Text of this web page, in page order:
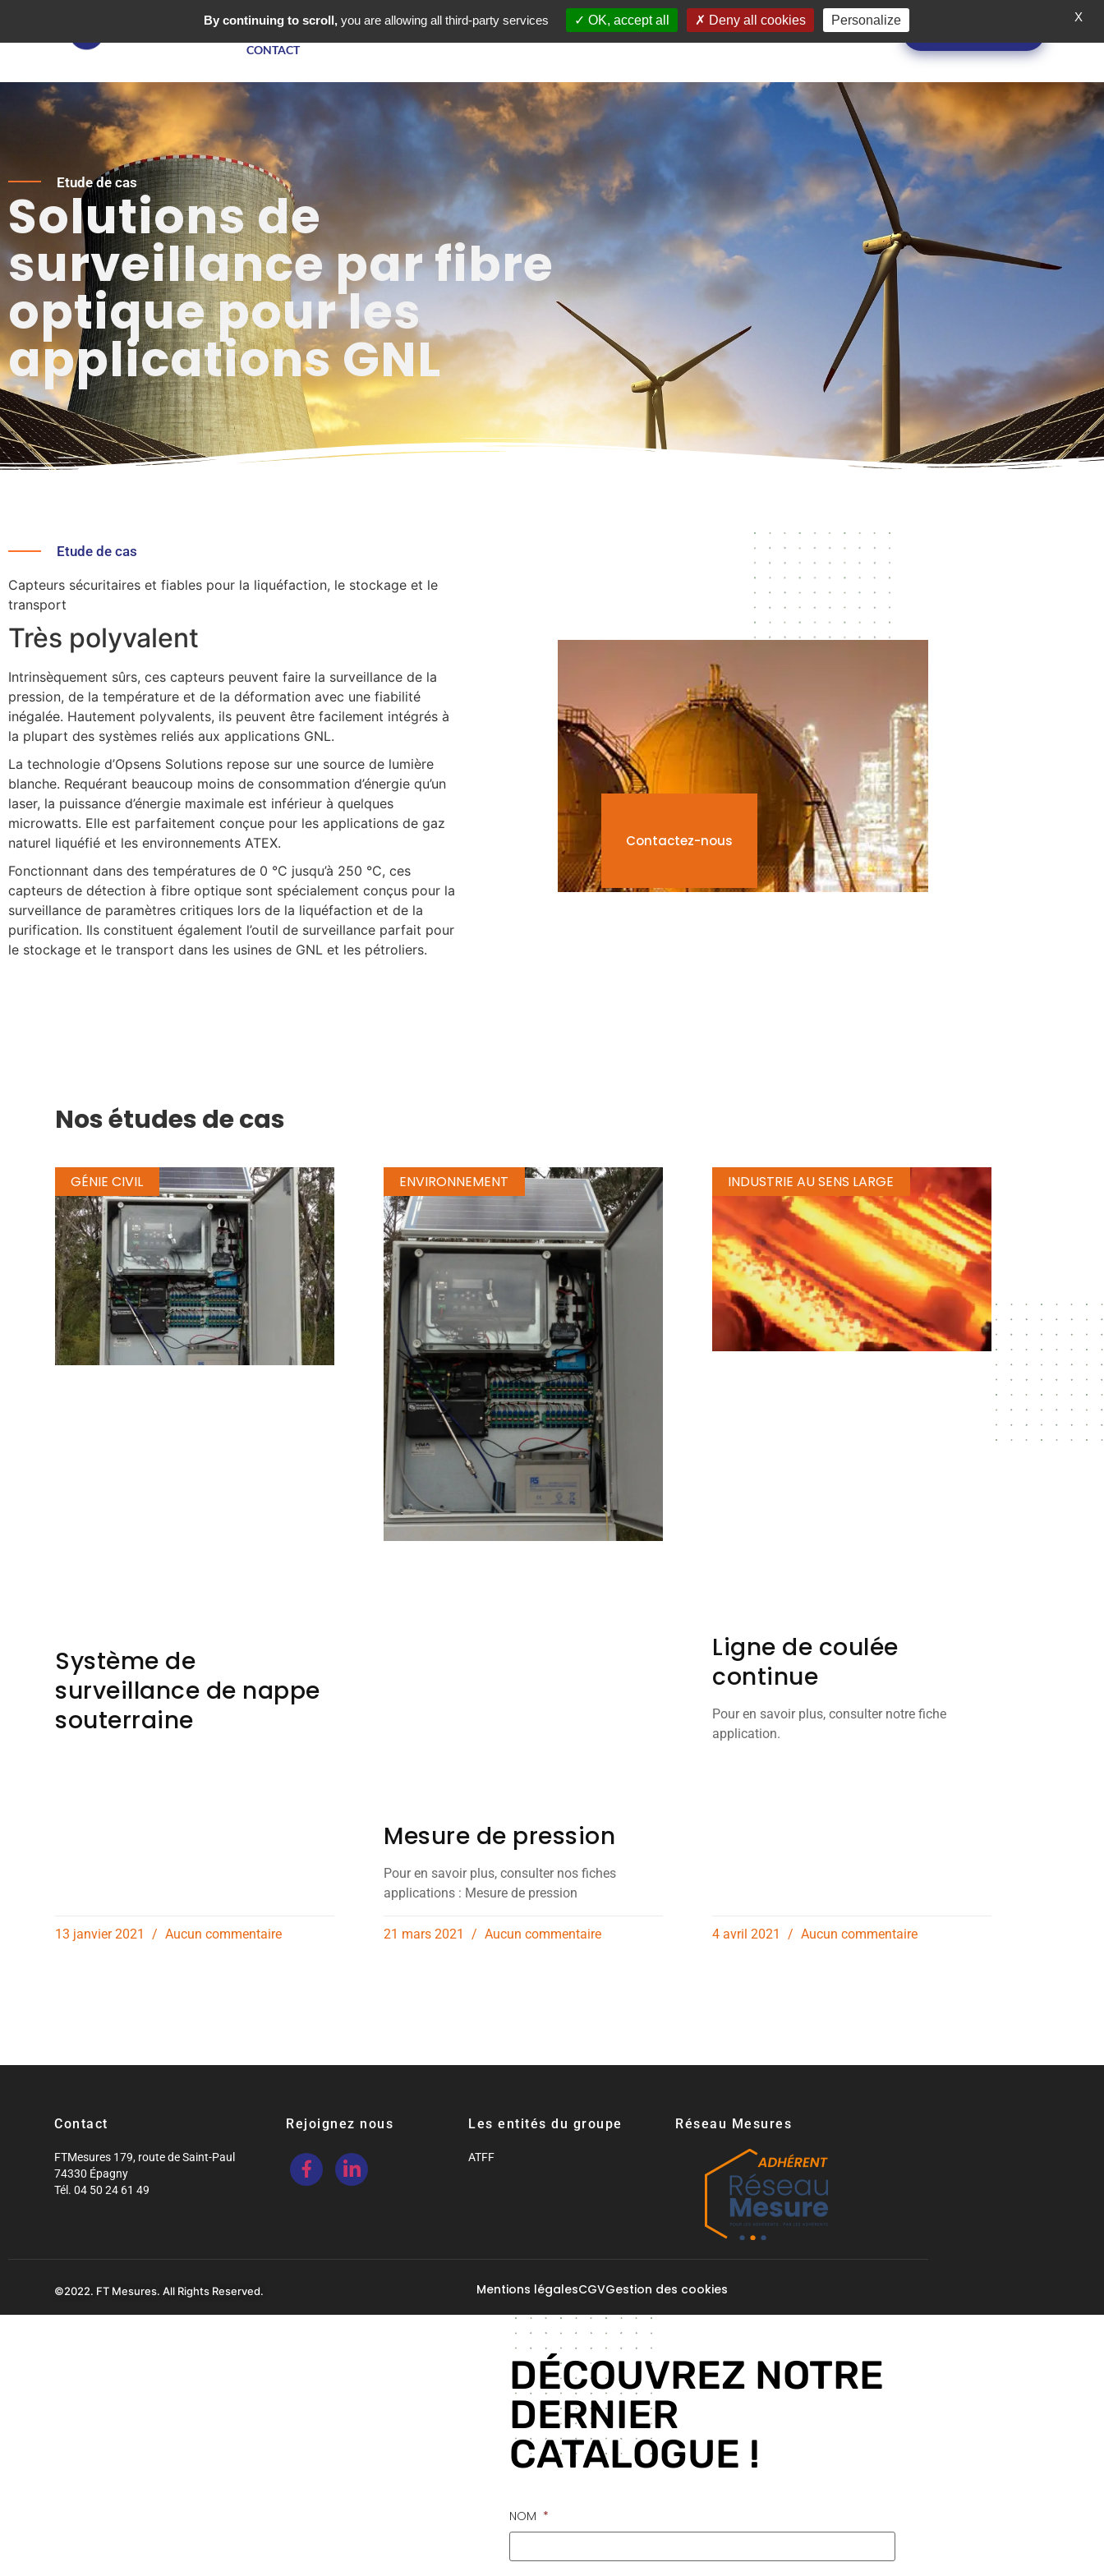
NOS PRODUITS NOS SERVICES SECTEURS D’ACTIVITÉ APPLICATIONS A PROPOS
CONTACT
Etude de cas
Solutions de
surveillance par fibre
optique pour les
applications GNL
Etude de cas
Capteurs sécuritaires et fiables pour la liquéfaction, le stockage et le
transport
Très polyvalent
Intrinsèquement sûrs, ces capteurs peuvent faire la surveillance de la
pression, de la température et de la déformation avec une fiabilité
inégalée. Hautement polyvalents, ils peuvent être facilement intégrés à
la plupart des systèmes reliés aux applications GNL.
La technologie d’Opsens Solutions repose sur une source de lumière
blanche. Requérant beaucoup moins de consommation d’énergie qu’un
laser, la puissance d’énergie maximale est inférieur à quelques
microwatts. Elle est parfaitement conçue pour les applications de gaz
naturel liquéfié et les environnements ATEX.
Fonctionnant dans des températures de 0 °C jusqu’à 250 °C, ces
capteurs de détection à fibre optique sont spécialement conçus pour la
surveillance de paramètres critiques lors de la liquéfaction et de la
purification. Ils constituent également l’outil de surveillance parfait pour
le stockage et le transport dans les usines de GNL et les pétroliers.
Contactez-nous
Nos études de cas
GÉNIE CIVIL
Système de
surveillance de nappe
souterraine
13 janvier 2021 Aucun commentaire
ENVIRONNEMENT
Mesure de pression
Pour en savoir plus, consulter nos fiches
applications : Mesure de pression
21 mars 2021 Aucun commentaire
INDUSTRIE AU SENS LARGE
Ligne de coulée
continue
Pour en savoir plus, consulter notre fiche
application.
4 avril 2021 Aucun commentaire
Contact
FTMesures 179, route de Saint-Paul
74330 Épagny
Tél. 04 50 24 61 49
Rejoignez nous Les entités du groupe
ATFF
Réseau Mesures​
©2022. FT Mesures. All Rights Reserved. Mentions légalesCGVGestion des cookies
DÉCOUVREZ NOTRE
DERNIER
CATALOGUE !
NOM *
X
By continuing to scroll,you are allowing all third-party services OK, accept all Deny all cookies Personalize